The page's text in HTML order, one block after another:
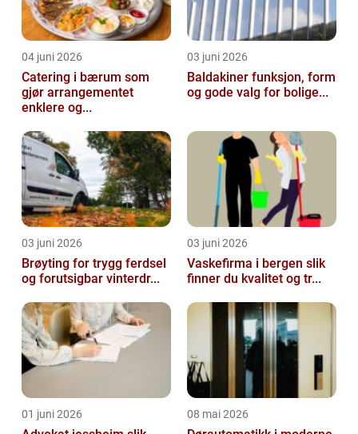
04 juni 2026
Catering i bærum som
gjør arrangementet
enklere og...
03 juni 2026
Baldakiner funksjon, form
og gode valg for bolige...
03 juni 2026
Brøyting for trygg ferdsel
og forutsigbar vinterdr...
03 juni 2026
Vaskefirma i bergen slik
finner du kvalitet og tr...
01 juni 2026 08 mai 2026